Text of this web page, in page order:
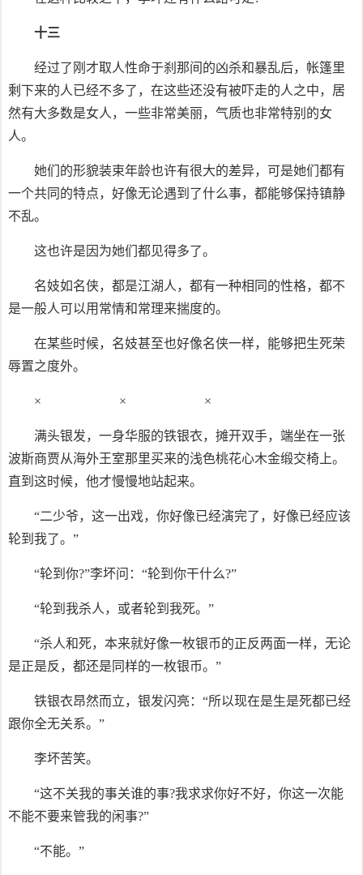
十三
经过了刚才取人性命于刹那间的凶杀和暴乱后，帐篷里
剩下来的人已经不多了，在这些还没有被吓走的人之中，居
然有大多数是女人，一些非常美丽，气质也非常特别的女
人。
她们的形貌装束年龄也许有很大的差异，可是她们都有
一个共同的特点，好像无论遇到了什么事，都能够保持镇静
不乱。
这也许是因为她们都见得多了。
名妓如名侠，都是江湖人，都有一种相同的性格，都不
是一般人可以用常情和常理来揣度的。
在某些时候，名妓甚至也好像名侠一样，能够把生死荣
辱置之度外。
× × ×
满头银发，一身华服的铁银衣，摊开双手，端坐在一张
波斯商贾从海外王室那里买来的浅色桃花心木金缎交椅上。
直到这时候，他才慢慢地站起来。
“二少爷，这一出戏，你好像已经演完了，好像已经应该
轮到我了。”
“轮到你?”李坏问：“轮到你干什么?”
“轮到我杀人，或者轮到我死。”
“杀人和死，本来就好像一枚银币的正反两面一样，无论
是正是反，都还是同样的一枚银币。”
铁银衣昂然而立，银发闪亮：“所以现在是生是死都已经
跟你全无关系。”
李坏苦笑。
“这不关我的事关谁的事?我求求你好不好，你这一次能
不能不要来管我的闲事?”
“不能。”